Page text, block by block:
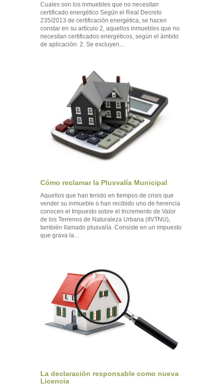
Cuales son los inmuebles que no necesitan
certificado energético Según el Real Decreto
235/2013 de certificación energética, se hacen
constar en su artículo 2, aquellos inmuebles que no
necesitan certificados energéticos, según el ámbito
de aplicación: 2. Se excluyen...
Cómo reclamar la Plusvalía Municipal
Aquellos que han tenido en tiempos de crisis que
vender su inmueble o han recibido uno de herencia
conocen el Impuesto sobre el Incremento de Valor
de los Terrenos de Naturaleza Urbana (IIVTNU),
también llamado plusvalía. Consiste en un impuesto
que grava la...
La declaración responsable como nueva
Licencia